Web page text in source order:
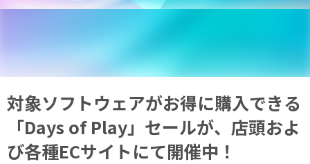
対象ソフトウェアがお得に購入できる
「Days of Play」セールが、店頭およ
び各種ECサイトにて開催中！